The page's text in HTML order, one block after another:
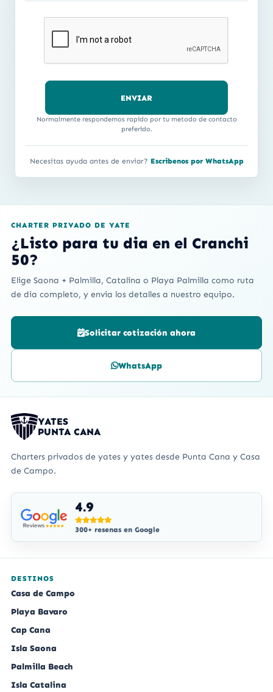
Normalmente respondemos rapido por tu metodo de contacto
preferido.
Necesitas ayuda antes de enviar? Escribenos por WhatsApp
CHARTER PRIVADO DE YATE
¿Listo para tu dia en el Cranchi
50?
Elige Saona + Palmilla, Catalina o Playa Palmilla como ruta
de dia completo, y envia los detalles a nuestro equipo.
Solicitar cotización ahora
WhatsApp
YATES
PUNTA CANA
Charters privados de yates y yates desde Punta Cana y Casa
de Campo.
4.9
300+ resenas en Google
DESTINOS
Casa de Campo
Playa Bavaro
Cap Cana
Isla Saona
Palmilla Beach
Isla Catalina